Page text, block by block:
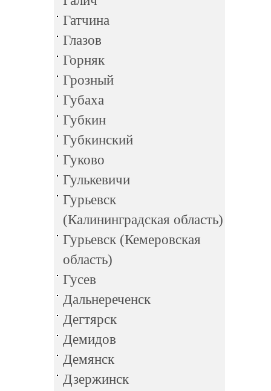
Гатчина
Глазов
Горняк
Грозный
Губаха
Губкин
Губкинский
Гуково
Гулькевичи
Гурьевск
(Калининградская область)
Гурьевск (Кемеровская
область)
Гусев
Дальнереченск
Дегтярск
Демидов
Демянск
Дзержинск